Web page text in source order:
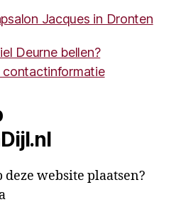
Jacques in Dronten
Deurne bellen?
contactinformatie
website plaatsen?